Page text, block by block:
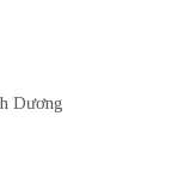
Dương